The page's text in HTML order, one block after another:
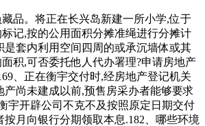
。将正在长兴岛新建一所小学,位于
记,按的公用面积分摊准绳进行分摊计
是套内利用空间四周的或承沉墙体或其
积,可否委托他人代办署理?申请房地产
、正在衡宇交付时,经房地产登记机关
产尚未建成以前,预售房采办者能够要求
宇开辟公司不克不及按照原定日期交付
月向银行分期领取本息.182、哪些环境